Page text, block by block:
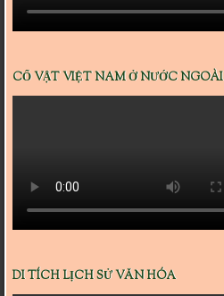
CỔ VẬT VIỆT NAM Ở NƯỚC NGOÀI
DI TÍCH LỊCH SỬ VĂN HÓA